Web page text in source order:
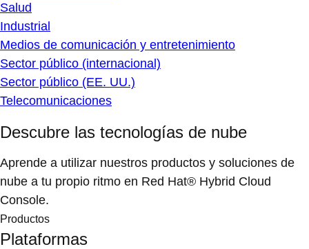
Salud
Industrial
Medios de comunicación y entretenimiento
Sector público (internacional)
Sector público (EE. UU.)
Telecomunicaciones
Descubre las tecnologías de nube
Aprende a utilizar nuestros productos y soluciones de
nube a tu propio ritmo en Red Hat® Hybrid Cloud
Console.
Productos
Plataformas